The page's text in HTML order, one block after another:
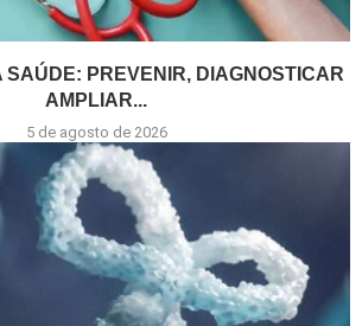
SAÚDE: PREVENIR, DIAGNOSTICAR E
AMPLIAR...
5 de agosto de 2026